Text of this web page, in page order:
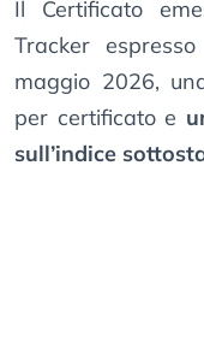
Il Certificato
Tracker
maggio 2026,
per certificato e
sull’indice